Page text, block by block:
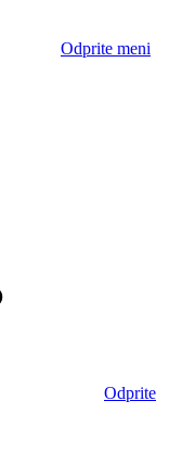
Odprite meni
Odprite